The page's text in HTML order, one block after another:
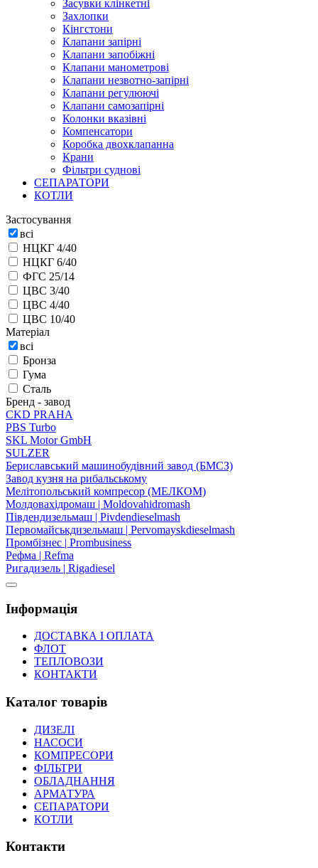
Засувки клінкетні
Захлопки
Кінгстони
Клапани запірні
Клапани запобіжні
Клапани манометрові
Клапани незвотно-запірні
Клапани регулюючі
Клапани самозапірні
Колонки вказівні
Компенсатори
Коробка двохклапанна
Крани
Фільтри суднові
СЕПАРАТОРИ
КОТЛИ
Застосування
всі
НЦКГ 4/40
НЦКГ 6/40
ФГС 25/14
ЦВС 3/40
ЦВС 4/40
ЦВС 10/40
Матеріал
всі
Бронза
Гума
Сталь
Бренд - завод
CKD PRAHA
PBS Turbo
SKL Motor GmbH
SULZER
Бериславський машинобудівний завод (БМСЗ)
Завод кузня на рибальському
Мелітопольський компресор (МЕЛКОМ)
Молдовахідромаш | Moldovahidromash
Південдизельмаш | Pivdendieselmash
Первомайськдизельмаш | Pervomayskdieselmash
Промбізнес | Prombusiness
Рефма | Refma
Ригадизель | Rigadiesel
Інформація
ДОСТАВКА І ОПЛАТА
ФЛОТ
ТЕПЛОВОЗИ
КОНТАКТИ
Каталог товарів
ДИЗЕЛІ
НАСОСИ
КОМПРЕСОРИ
ФІЛЬТРИ
ОБЛАДНАННЯ
АРМАТУРА
СЕПАРАТОРИ
КОТЛИ
Контакти